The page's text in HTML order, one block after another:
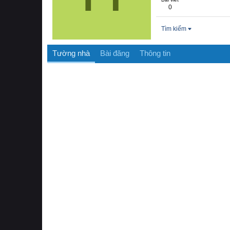
0
Tìm kiếm
Tường nhà Bài đăng Thông tin